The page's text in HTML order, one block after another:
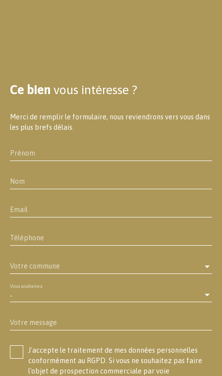
Ce bien vous intéresse ?
Merci de remplir le formulaire, nous reviendrons vers vous dans
les plus brefs délais.
Prénom
Nom
Email
Téléphone
Votre commune
-
Vous souhaitez
Votre message
J'accepte le traitement de mes données personnelles
conformément au RGPD. Si vous ne souhaitez pas faire
l'objet de prospection commerciale par voie